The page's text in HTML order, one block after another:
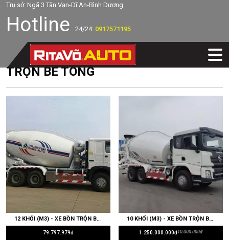
Trụ sở: Ngã 3 Tân Vạn-Dĩ An-Bình Dương
Hotline 24/24: 0917571195
TRỘN BÊ TÔNG
12 KHỐI (M3) - XE BỒN TRỘN BÊ TÔNG HOWO 380HP - CABIN V7G - RITAVO AUTO
79.797.979đ
10 KHỐI (M3) - XE BỒN TRỘN BÊ TÔNG SHACMAN 350HP - CABIN X3000
1.250.000.000đ10.000.000đ